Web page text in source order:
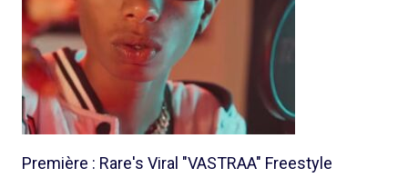
Première : Rare's Viral "VASTRAA" Freestyle